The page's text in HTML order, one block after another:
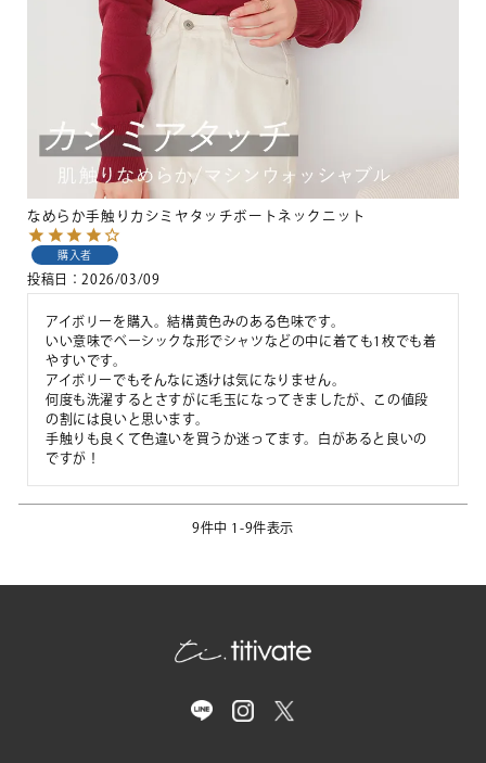
なめらか手触りカシミヤタッチボートネックニット
購入者
投稿日 2026/03/09
アイボリーを購入。結構黄色みのある色味です。
いい意味でベーシックな形でシャツなどの中に着ても1枚でも着
やすいです。
アイボリーでもそんなに透けは気になりません。
何度も洗濯するとさすがに毛玉になってきましたが、この値段
の割には良いと思います。
手触りも良くて色違いを買うか迷ってます。白があると良いの
ですが！
9件中 1 -9件表示